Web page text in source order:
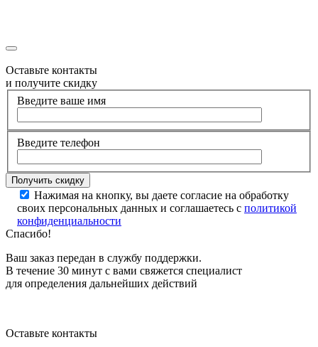
Оставьте контакты
и получите скидку
Введите ваше имя
Введите телефон
Нажимая на кнопку, вы даете согласие на обработку
своих персональных данных и соглашаетесь с политикой
конфиденциальности
Спасибо!
Ваш заказ передан в службу поддержки.
В течение 30 минут с вами свяжется специалист
для определения дальнейших действий
Оставьте контакты